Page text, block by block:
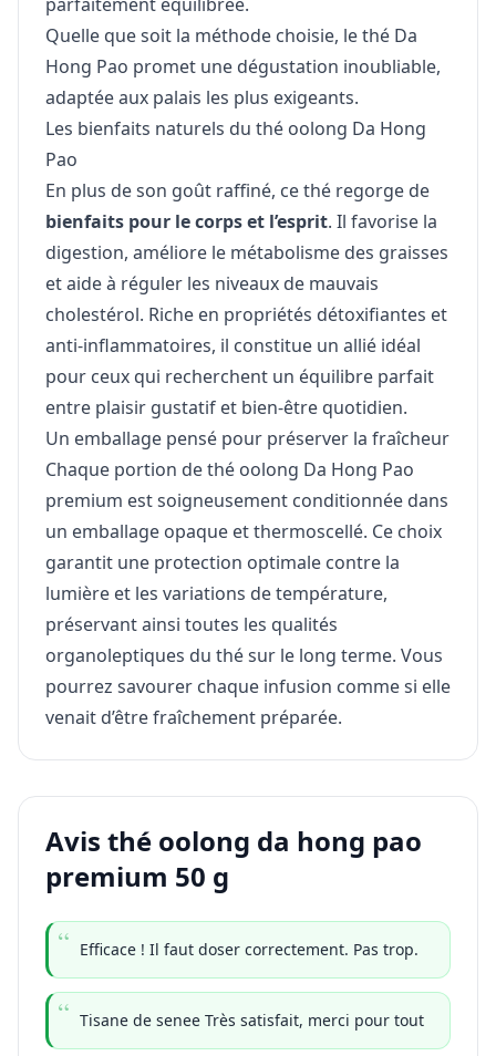
Quelle que soit la méthode choisie, le thé Da
Hong Pao promet une dégustation inoubliable,
adaptée aux palais les plus exigeants.
Les bienfaits naturels du thé oolong Da Hong
Pao
En plus de son goût raffiné, ce thé regorge de
bienfaits pour le corps et l’esprit. Il favorise la
digestion, améliore le métabolisme des graisses
et aide à réguler les niveaux de mauvais
cholestérol. Riche en propriétés détoxifiantes et
anti-inflammatoires, il constitue un allié idéal
pour ceux qui recherchent un équilibre parfait
entre plaisir gustatif et bien-être quotidien.
Un emballage pensé pour préserver la fraîcheur
Chaque portion de thé oolong Da Hong Pao
premium est soigneusement conditionnée dans
un emballage opaque et thermoscellé. Ce choix
garantit une protection optimale contre la
lumière et les variations de température,
préservant ainsi toutes les qualités
organoleptiques du thé sur le long terme. Vous
pourrez savourer chaque infusion comme si elle
venait d’être fraîchement préparée.
Avis thé oolong da hong pao
premium 50 g
Efficace ! Il faut doser correctement. Pas trop.
Tisane de senee Très satisfait, merci pour tout